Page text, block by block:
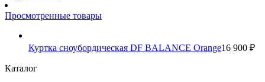
Просмотренные товары
Куртка сноубордическая DF BALANCE Orange16 900 ₽
Каталог